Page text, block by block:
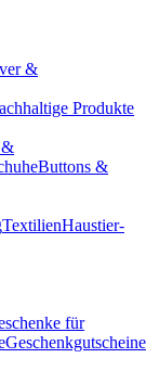
&
Produkte
&
Buttons &
TextilienHaustier-
für
Geschenkgutscheine